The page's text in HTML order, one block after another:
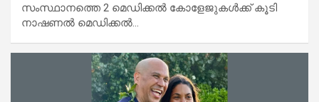
സംസ്ഥാനത്തെ 2 മെഡിക്കല്‍ കോളേജുകള്‍ക്ക് കൂടി
നാഷണല്‍ മെഡിക്കല്‍…